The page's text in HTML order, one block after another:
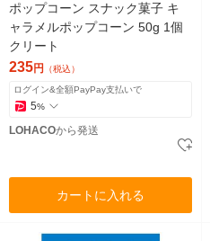
ポップコーン スナック菓子 キ
ャラメルポップコーン 50g 1個
クリート
235円 （税込）
ログイン&全額PayPay支払いで
5%
LOHACOから発送
カートに入れる